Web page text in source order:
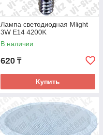
Лампа светодиодная Mlight
3W E14 4200K
В наличии
620 ₸
Купить